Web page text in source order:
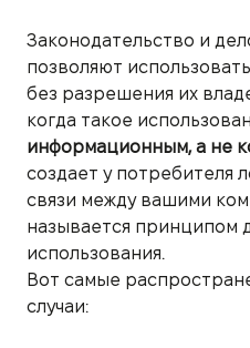
Законодательство и
позволяют
без разрешения их
когда такое
информационным, а не
создает у потребителя
связи между вашими
называется принципом
использования.
Вот самые
случаи: